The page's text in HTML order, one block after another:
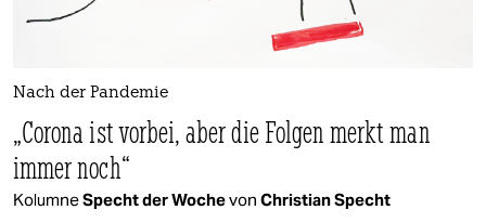
Nach der Pandemie
„Corona ist vorbei, aber die Folgen merkt man
immer noch“
KolumneSpecht der Wochevon Christian Specht